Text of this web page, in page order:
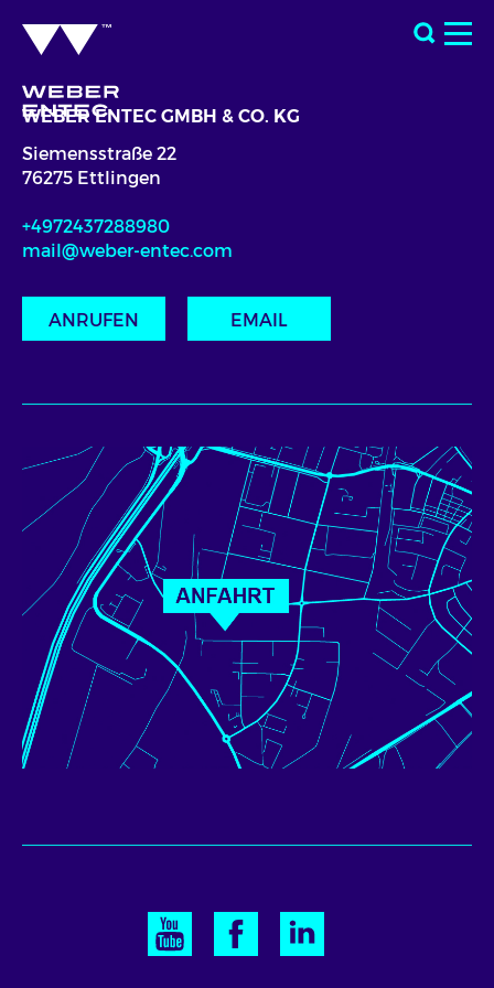
WEBER ENTEC GMBH & CO. KG
Siemensstraße 22
76275 Ettlingen
+4972437288980
mail@weber-entec.com
ANRUFEN EMAIL